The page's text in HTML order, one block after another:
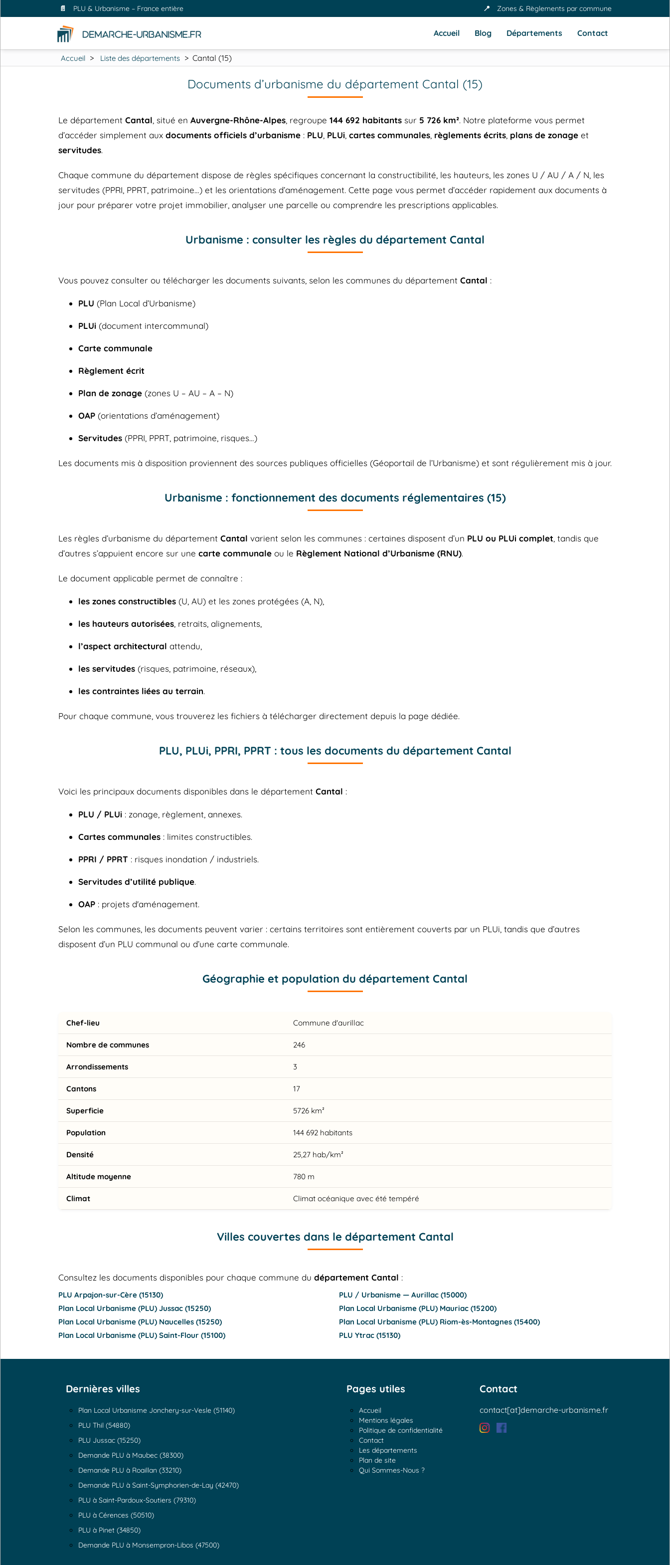
📄 PLU & Urbanisme – France entière 📍 Zones & Règlements par commune
Accueil Blog Départements Contact
Accueil > Liste des départements > Cantal (15)
Documents d’urbanisme du département Cantal (15)
Le département Cantal , situé en Auvergne-Rhône-Alpes , regroupe 144 692 habitants sur 5 726 km². Notre plateforme vous permet
d’accéder simplement aux documents officiels d’urbanisme : PLU PLUi cartes communales règlements écrits plans de zonage et
servitudes.
Chaque commune du département dispose de règles spécifiques concernant la constructibilité, les hauteurs, les zones U / AU / A / N, les
servitudes (PPRI, PPRT, patrimoine…) et les orientations d’aménagement. Cette page vous permet d’accéder rapidement aux documents à
jour pour préparer votre projet immobilier, analyser une parcelle ou comprendre les prescriptions applicables.
Urbanisme : consulter les règles du département Cantal
Vous pouvez consulter ou télécharger les documents suivants, selon les communes du département Cantal :
PLU (Plan Local d’Urbanisme)
PLUi (document intercommunal)
Carte communale
Règlement écrit
Plan de zonage (zones U – AU – A – N)
OAP (orientations d’aménagement)
Servitudes (PPRI, PPRT, patrimoine, risques…)
Les documents mis à disposition proviennent des sources publiques officielles (Géoportail de l’Urbanisme) et sont régulièrement mis à jour.
Urbanisme : fonctionnement des documents réglementaires (15)
Les règles d’urbanisme du département Cantal varient selon les communes : certaines disposent d’un PLU ou PLUi complet , tandis que
d’autres s’appuient encore sur une carte communale ou le Règlement National d’Urbanisme (RNU).
Le document applicable permet de connaître :
les zones constructibles (U, AU) et les zones protégées (A, N),
les hauteurs autorisées , retraits, alignements,
l’aspect architectural attendu,
les servitudes (risques, patrimoine, réseaux),
les contraintes liées au terrain.
Pour chaque commune, vous trouverez les fichiers à télécharger directement depuis la page dédiée.
PLU, PLUi, PPRI, PPRT : tous les documents du département Cantal
Voici les principaux documents disponibles dans le département Cantal :
PLU / PLUi : zonage, règlement, annexes.
Cartes communales : limites constructibles.
PPRI / PPRT : risques inondation / industriels.
Servitudes d’utilité publique.
OAP : projets d'aménagement.
Selon les communes, les documents peuvent varier : certains territoires sont entièrement couverts par un PLUi, tandis que d’autres
disposent d’un PLU communal ou d’une carte communale.
Géographie et population du département Cantal
Chef-lieu Commune d'aurillac
Nombre de communes 246
Arrondissements 3
Cantons 17
Superficie 5726 km²
Population 144 692 habitants
Densité 25,27 hab/km²
Altitude moyenne 780 m
Climat Climat océanique avec été tempéré
Villes couvertes dans le département Cantal
Consultez les documents disponibles pour chaque commune du département Cantal :
PLU Arpajon-sur-Cère (15130)
PLU / Urbanisme — Aurillac (15000)
Plan Local Urbanisme (PLU) Jussac (15250)
Plan Local Urbanisme (PLU) Mauriac (15200)
Plan Local Urbanisme (PLU) Naucelles (15250)
Plan Local Urbanisme (PLU) Riom-ès-Montagnes (15400)
Plan Local Urbanisme (PLU) Saint-Flour (15100)
PLU Ytrac (15130)
Dernières villes
Plan Local Urbanisme Jonchery-sur-Vesle (51140)
PLU Thil (54880)
PLU Jussac (15250)
Demande PLU à Maubec (38300)
Demande PLU à Roaillan (33210)
Demande PLU à Saint-Symphorien-de-Lay (42470)
PLU à Saint-Pardoux-Soutiers (79310)
PLU à Cérences (50510)
PLU à Pinet (34850)
Demande PLU à Monsempron-Libos (47500)
Pages utiles
Accueil
Mentions légales
Politique de confidentialité
Contact
Les départements
Plan de site
Qui Sommes-Nous ?
Contact
contact[at]demarche-urbanisme.fr